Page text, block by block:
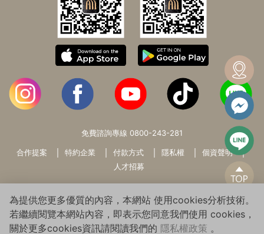
免費諮詢專線 0800-243-281
合作提案 特約企業 付款方式 隱私權
個資聲明
人才招募
Copyright© 2026 WARMSUN HAIR PRODUCTS GROUP All Rights
為提供您更多優質的內容，本網站 使用cookies分析技術。
若繼續閱覽本網站內容，即表示您同意我們使用 cookies，
關於更多cookies資訊請閱讀我們的 隱私權政策 。